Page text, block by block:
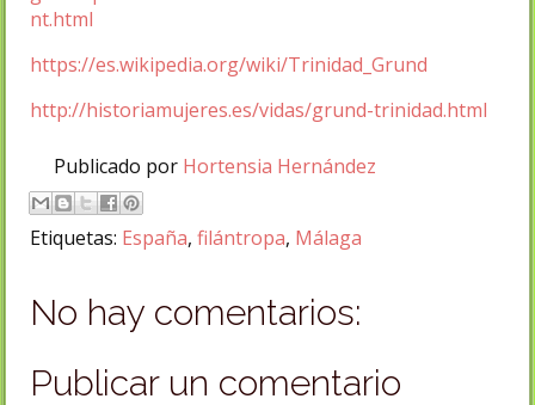
nt.html
https://es.wikipedia.org/wiki/Trinidad_Grund
http://historiamujeres.es/vidas/grund-trinidad.html
Publicado por Hortensia Hernández
Etiquetas: España, filántropa, Málaga
No hay comentarios:
Publicar un comentario